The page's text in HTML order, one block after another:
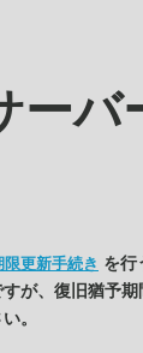
ーバ
限更新手続き を行
が、復旧猶予
。